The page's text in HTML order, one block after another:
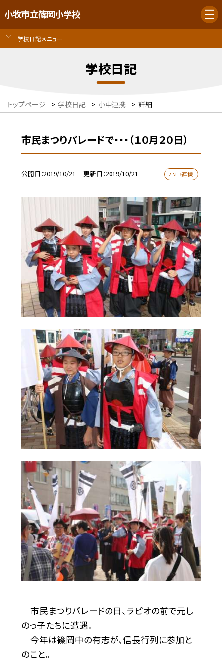
小牧市立篠岡小学校
学校日記メニュー
学校日記
トップページ > 学校日記 > 小中連携 > 詳細
市民まつりパレードで・・・（１０月２０日）
公開日 2019/10/21 更新日 2019/10/21 小中連携
市民まつりパレードの日、ラピオの前で元し
のっ子たちに遭遇。
今年は篠岡中の有志が、信長行列に参加と
のこと。